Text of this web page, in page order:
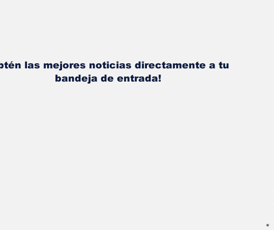
las mejores noticias directamente a tu
bandeja de entrada!